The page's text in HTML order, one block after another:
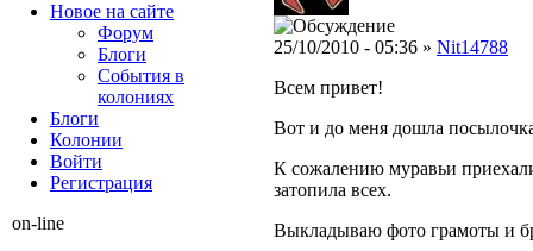
25/10/2010 - 05:36 » Nit14788
Всем привет!
Вот и до меня дошла
К сожалению муравьи
затопила всех.
Выкладываю фото грамоты и
Новое на сайте
Форум
Блоги
События в
колониях
Блоги
Колонии
Войти
Peгиcтpaция
on-line